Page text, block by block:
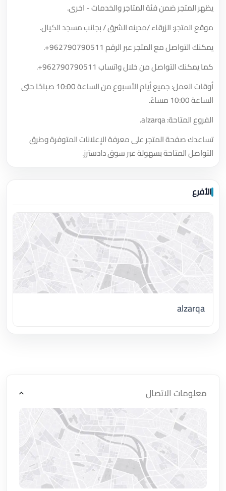
يظهر المتجر ضمن فئة المتاجر والخدمات - اخرى.
موقع المتجر: الزرقاء /مدينه الشرق / بجانب مسجد الكيال.
يمكنك التواصل مع المتجر عبر الرقم +962790790511
.
كما يمكنك التواصل من خلال واتساب +962790790511
.
أوقات العمل: جميع أيام الأسبوع من الساعة 10:00 صباحًا حتى
الساعة 10:00 مساءً.
الفروع المتاحة: alzarqa.
تساعدك صفحة المتجر على معرفة الإعلانات المتوفرة وطرق
التواصل المتاحة بسهولة عبر سوق دادسترز.
الأفرع
alzarqa
معلومات الاتصال